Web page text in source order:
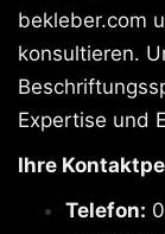
bekleber.com
konsultieren.
Expertise und
Ihre
Telefon: